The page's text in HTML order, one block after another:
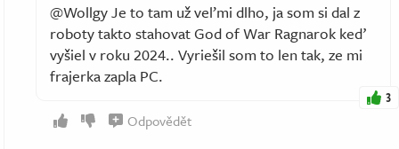
@Wollgy Je to tam už veľmi dlho, ja som si dal z
roboty takto stahovat God of War Ragnarok keď
vyšiel v roku 2024.. Vyriešil som to len tak, ze mi
frajerka zapla PC.
3
Odpovědět